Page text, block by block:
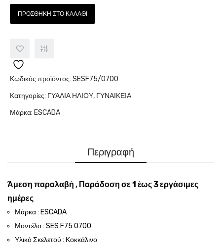
ΠΡΟΣΘΉΚΗ ΣΤΟ ΚΑΛΆΘΙ
Κωδικός προϊόντος: SESF75/0700
Κατηγορίες: ΓΥΑΛΙΑ ΗΛΙΟΥ, ΓΥΝΑΙΚΕΙΑ
Μάρκα: ESCADA
Περιγραφή
Άμεση παραλαβή , Παράδοση σε 1 έως 3 εργάσιμες
ημέρες
Μάρκα : ESCADA
Μοντέλο : SES F75 0700
Υλικό Σκελετού : Κοκκάλινο